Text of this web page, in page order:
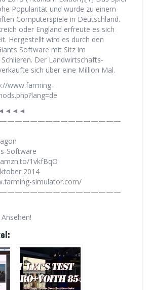
Popularität und wurde zu einem
Computerspiele in Deutschland.
oder England erfreute es sich
Hergestellt wird es durch den
Software mit Sitz im
Der Landwirtschafts-
sich über eine Million Mal.
www.farming-
◄◄◄◄
Software
1vkfBqO
2014
simulator.com/